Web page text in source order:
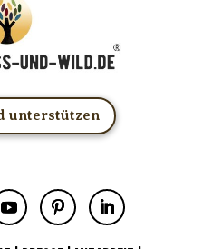
unterstützen